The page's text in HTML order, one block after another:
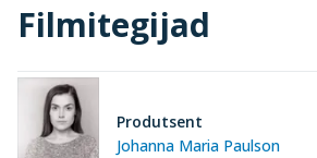
Filmitegijad
Johanna Maria Paulson
Produtsent